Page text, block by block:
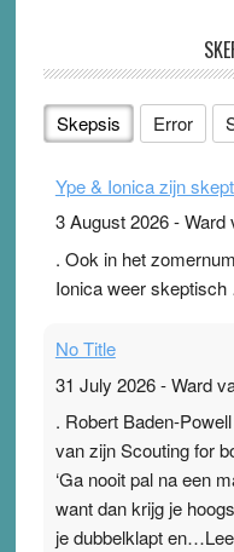
Skepsis Error
Ype & Ionica zijn
3 August 2026-Ward
. Ook in het
Ionica weer
No Title
31 July 2026-Ward
. Robert Baden-
van zijn Scouting for
‘Ga nooit pal na een
want dan krijg je
je dubbelklapt